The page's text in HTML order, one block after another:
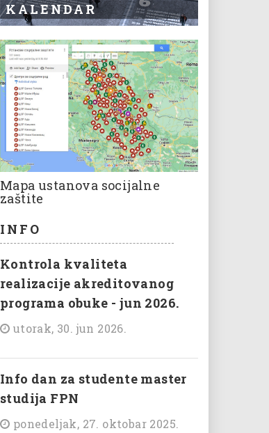
KALENDAR
Mapa ustanova socijalne
zaštite
INFO
Kontrola kvaliteta
realizacije akreditovanog
programa obuke - jun 2026.
utorak, 30. jun 2026.
Info dan za studente master
studija FPN
ponedeljak, 27. oktobar 2025.